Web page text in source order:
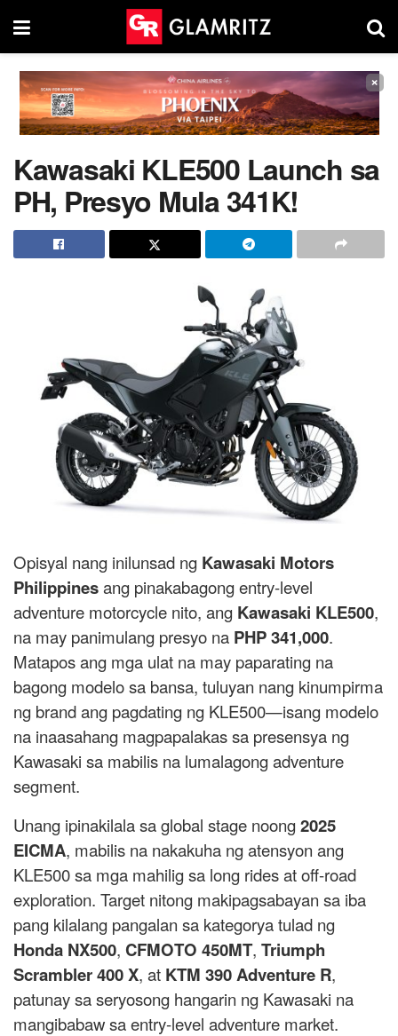
×
Kawasaki KLE500 Launch sa
PH, Presyo Mula 341K!
Opisyal nang inilunsad ng Kawasaki Motors
Philippinesang pinakabagong entry-level
adventure motorcycle nito, ang Kawasaki KLE500,
na may panimulang presyo na PHP 341,000.
Matapos ang mga ulat na may paparating na
bagong modelo sa bansa, tuluyan nang kinumpirma
ng brand ang pagdating ng KLE500—isang modelo
na inaasahang magpapalakas sa presensya ng
Kawasaki sa mabilis na lumalagong adventure
segment.
Unang ipinakilala sa global stage noong2025
EICMA, mabilis na nakakuha ng atensyon ang
KLE500 sa mga mahilig sa long rides at off-road
exploration. Target nitong makipagsabayan sa iba
pang kilalang pangalan sa kategorya tulad ng
Honda NX500, CFMOTO 450MT, Triumph
Scrambler 400 X, at KTM 390 Adventure R,
patunay sa seryosong hangarin ng Kawasaki na
mangibabaw sa entry-level adventure market.